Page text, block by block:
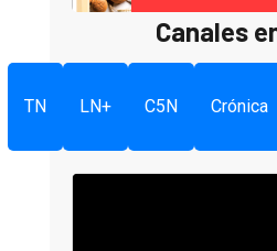
Canales
TN LN+ C5N Crónica